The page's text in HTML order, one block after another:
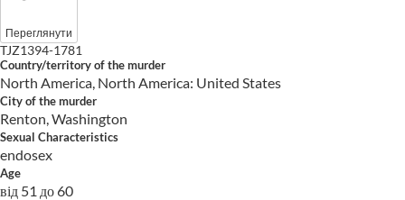
Переглянути
TJZ1394-1781
Country/territory of the murder
North America, North America: United States
City of the murder
Renton, Washington
Sexual Characteristics
endosex
Age
від 51 до 60